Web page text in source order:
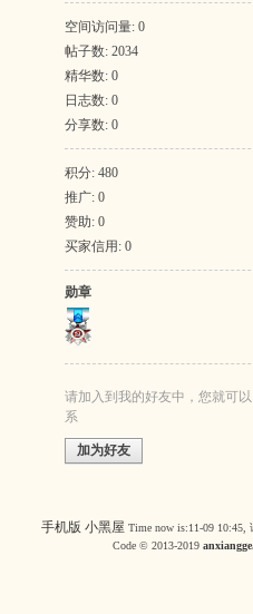
空间访问量: 0
帖子数: 2034
精华数: 0
日志数: 0
分享数: 0
积分: 480
推广: 0
赞助: 0
买家信用: 0
勋章
请加入到我的好友中，您就可
系
加为好友
手机版 小黑屋 Time now is:11-09 10:45,
Code © 2013-2019